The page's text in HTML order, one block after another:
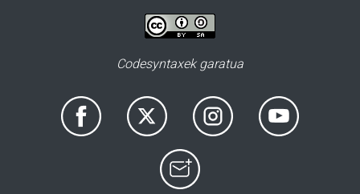
Codesyntaxek garatua